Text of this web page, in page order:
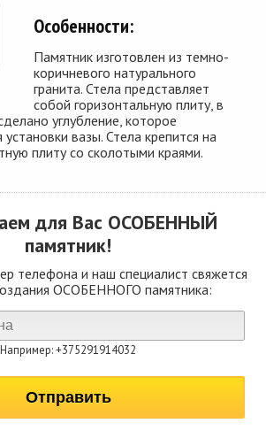
Особенности:
Памятник изготовлен из темно-
коричневого натурального
гранита. Стела представляет
собой горизонтальную плиту, в
углубление, которое
установки вазы. Стела крепится на
плиту со сколотыми краями.
для Вас ОСОБЕННЫЙ
памятник!
телефона и наш специалист свяжется
ОСОБЕННОГО памятника:
Например: +375291914032